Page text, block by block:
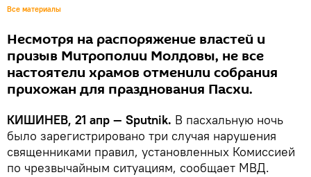
Все материалы
Несмотря на распоряжение властей и
призыв Митрополии Молдовы, не все
настоятели храмов отменили собрания
прихожан для празднования Пасхи.
КИШИНЕВ, 21 апр — Sputnik. В пасхальную ночь
было зарегистрировано три случая нарушения
священниками правил, установленных Комиссией
по чрезвычайным ситуациям, сообщает МВД.